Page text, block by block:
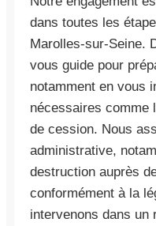
dans toutes les
Marolles-sur-Seine.
vous guide pour
notamment en vous
nécessaires comme
de cession. Nous
administrative,
destruction auprès
conformément à la
intervenons dans un